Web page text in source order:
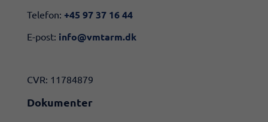
Telefon: +45 97 37 16 44
E-post: info@vmtarm.dk
CVR: 11784879
Dokumenter